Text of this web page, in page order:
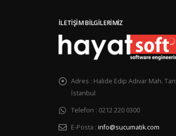
İLETIŞIM BILGILERIMIZ
Adres : Halide Edip Adıvar Mah.
İstanbul
Telefon : 0212 220 0300
E-Posta : info@sucumatik.com